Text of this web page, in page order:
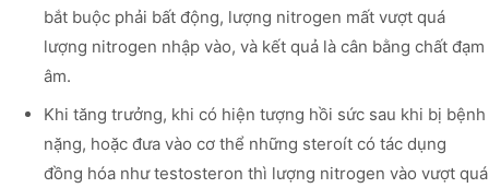
bắt buộc phải bất động, lượng nitrogen mất vượt quá
lượng nitrogen nhập vào, và kết quả là cân bằng chất đạm
âm.
Khi tăng trưởng, khi có hiện tượng hồi sức sau khi bị bệnh
nặng, hoặc đưa vào cơ thể những steroít có tác dụng
đồng hóa như testosteron thì lượng nitrogen vào vượt quá